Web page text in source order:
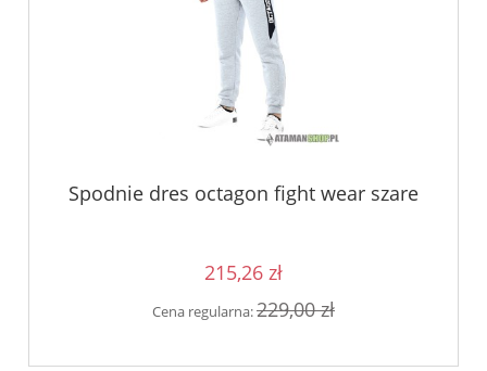
Spodnie dres octagon fight wear szare
215,26 zł
Cena regularna:229,00 zł